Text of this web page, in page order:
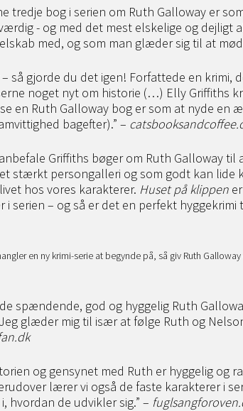
tredje bog i serien om Ruth Galloway er
- og med det mest elskelige og dejligt
med, og som man glæder sig til at
så gjorde du det igen! Forfattede en krimi,
noget nyt om historie (…) Elly Griffiths
en Ruth Galloway bog er som at nyde en
bagefter).” –
Griffiths bøger om Ruth Galloway til
stærkt persongalleri og som godt kan lide
hos vores karakterer. Huset på klippen
i serien – og så er det en perfekt hyggekrimi
en ny krimi-serie at begynde på, så giv Ruth
spændende, god og hyggelig Ruth
glæder mig til især at følge Ruth og
og gensynet med Ruth er hyggelig og
lærer vi også de faste karakterer i
hvordan de udvikler sig.” –